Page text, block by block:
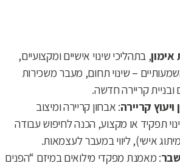
, בתהליכי שינוי אישיים ומקצועיים,
– שינוי תחום, מעבר משכירות
קריירה חדשה.
קריירה: אבחון קריירה ומיצוב
תפקיד או מקצוע, הכנה לחיפוש עבודה
אישי), ליווי במעבר לעצמאות.
: מאמנת מפקדי מילואים במיזם “הפנים